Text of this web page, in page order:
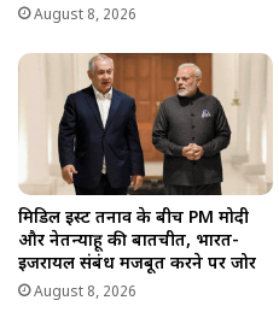
August 8, 2026
मिडिल ईस्ट तनाव के बीच PM मोदी
और नेतन्याहू की बातचीत, भारत-
इजरायल संबंध मजबूत करने पर जोर
August 8, 2026